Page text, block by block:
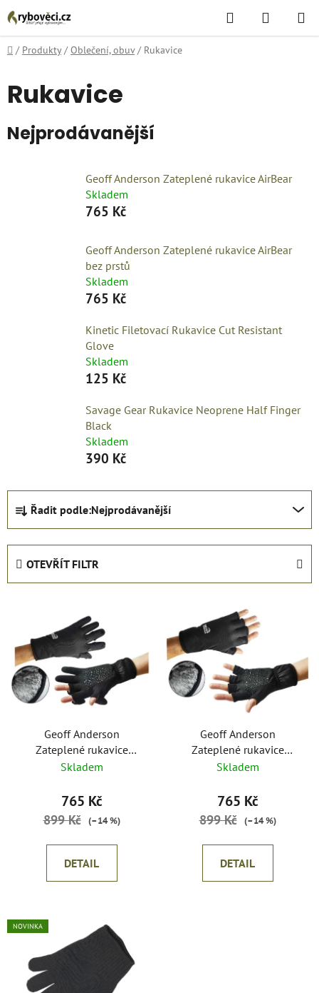
Přejít
na
obsah
Hledat
KOŠÍK
Domů
/ Produkty / Oblečení, obuv / Rukavice
Rukavice
Nejprodávanější
Geoff Anderson Zateplené rukavice AirBear
Skladem
765 Kč
Geoff Anderson Zateplené rukavice AirBear
bez prstů
Skladem
765 Kč
Kinetic Filetovací Rukavice Cut Resistant
Glove
Skladem
125 Kč
Savage Gear Rukavice Neoprene Half Finger
Black
Skladem
390 Kč
Ř
a
z
e
n
o
d
u
k
Řadit podle:Nejprodávanější
OTEVŘÍT FILTR
p
s
p
Geoff Anderson
Zateplené rukavice
AirBear
Skladem
765 Kč
899 Kč (–14 %)
DETAIL
Geoff Anderson
Zateplené rukavice
AirBear bez prstů
Skladem
765 Kč
899 Kč (–14 %)
DETAIL
NOVINKA